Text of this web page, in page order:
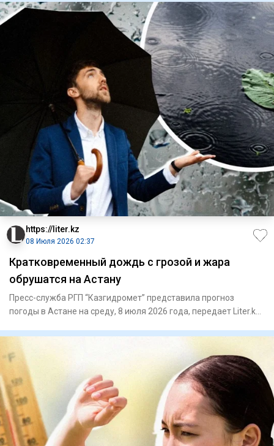
https://liter.kz
08 Июля 2026 02:37
Кратковременный дождь с грозой и жара
обрушатся на Астану
Пресс-служба РГП “Казгидромет” представила прогноз
погоды в Астане на среду, 8 июля 2026 года, передает Liter.kz.